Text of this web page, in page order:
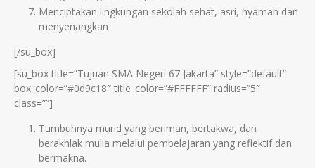
Menciptakan lingkungan sekolah sehat, asri, nyaman dan
menyenangkan
[/su_box]
[su_box title=”Tujuan SMA Negeri 67 Jakarta” style=”default”
box_color=”#0d9c18″ title_color=”#FFFFFF” radius=”5″
class=””]
Tumbuhnya murid yang beriman, bertakwa, dan
berakhlak mulia melalui pembelajaran yang reflektif dan
bermakna.